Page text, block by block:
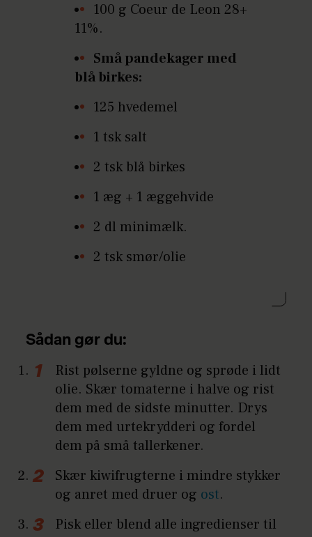
100 g Coeur de Leon 28+
11%.
Små pandekager med
blå birkes:
125 hvedemel
1 tsk salt
2 tsk blå birkes
1 æg + 1 æggehvide
2 dl minimælk.
2 tsk smør/olie
Sådan gør du:
Rist pølserne gyldne og sprøde i lidt
olie. Skær tomaterne i halve og rist
dem med de sidste minutter. Drys
dem med urtekrydderi og fordel
dem på små tallerkener.
Skær kiwifrugterne i mindre stykker
og anret med druer og ost.
Pisk eller blend alle ingredienser til